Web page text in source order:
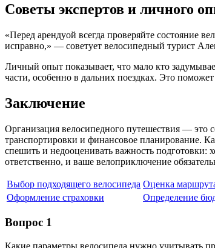
Советы экспертов и личного
«Перед арендуой всегда проверяйте состояние
исправно,» — советует велосипедный турист
Личный опыт показывает, что мало кто
части, особенно в дальних поездках. Это
Заключение
Организация велосипедного путешествия — это
транспортировки и финансовое планирование.
спешить и недооценивать важность
ответственно, и ваше велоприключение
Выбор подходящего велосипеда Оценка
Оформление страховки
Определение
Вопрос 1
Какие параметры велосипеда нужно учитывать